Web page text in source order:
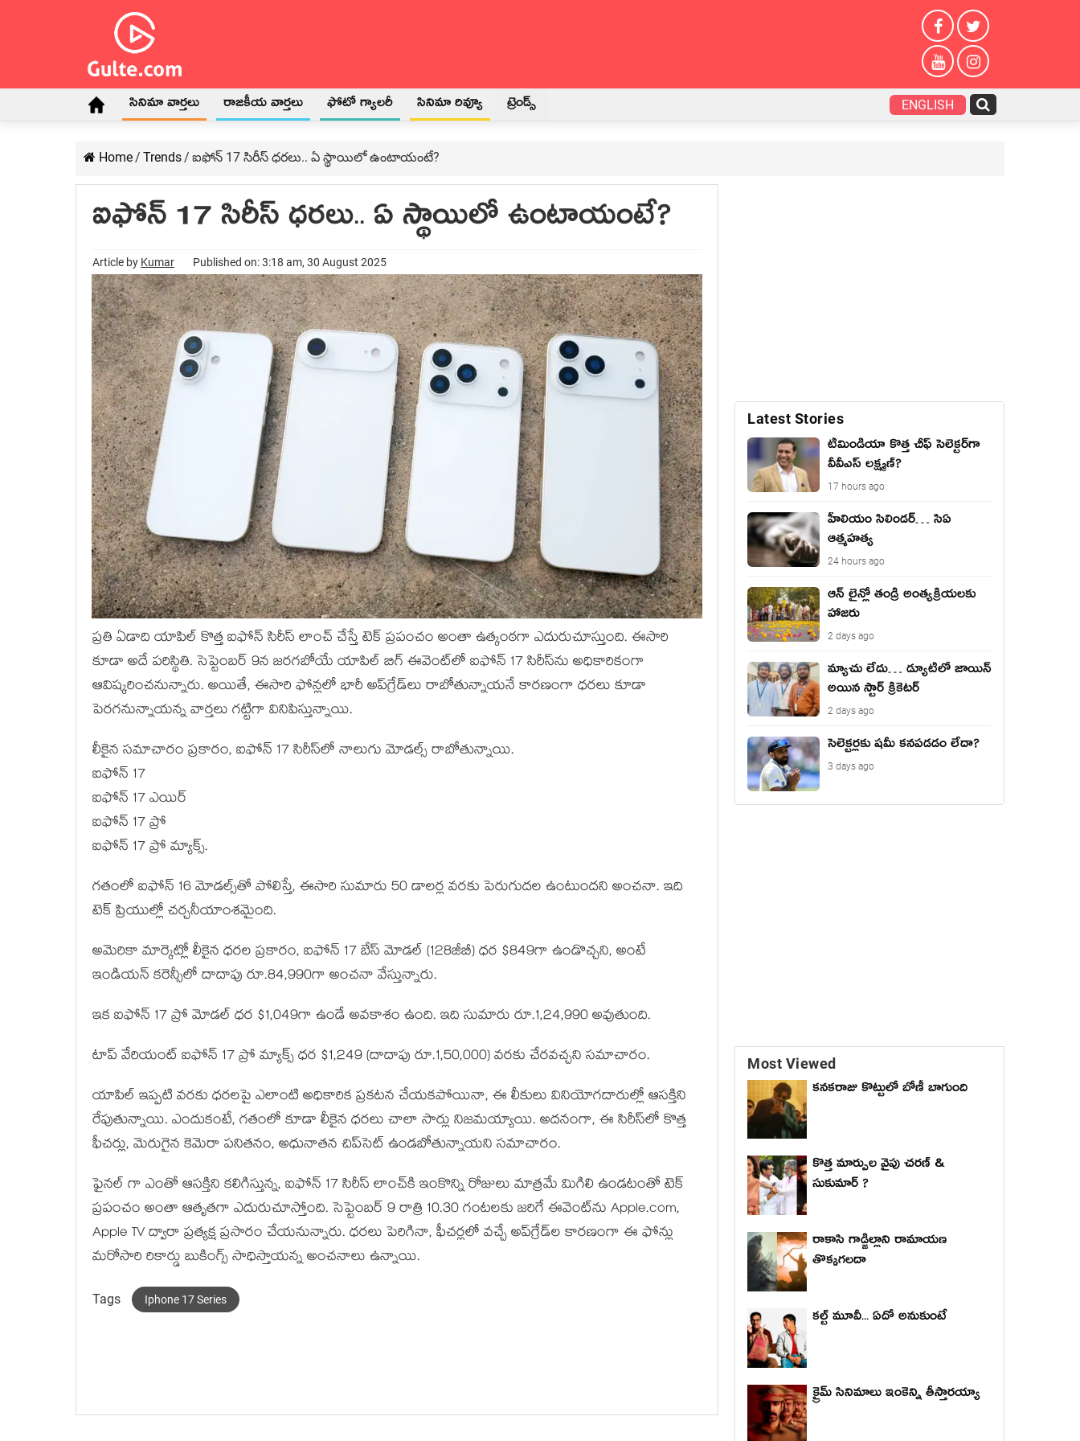
సినిమా వార్తలు రాజకీయ వార్తలు ఫోటో గ్యాలరీ సినిమా రివ్యూ ట్రెండ్స్ ENGLISH
Home/ Trends/ ఐఫోన్‌ 17 సిరీస్‌ ధరలు.. ఏ స్థాయిలో ఉంటాయంటే?
ఐఫోన్‌ 17 సిరీస్‌ ధరలు.. ఏ స్థాయిలో ఉంటాయంటే?
Article by Kumar Published on: 3:18 am, 30 August 2025
ప్రతి ఏడాది యాపిల్‌ కొత్త ఐఫోన్‌ సిరీస్‌ లాంచ్‌ చేస్తే టెక్‌ ప్రపంచం అంతా ఉత్కంఠగా ఎదురుచూస్తుంది. ఈసారి
కూడా అదే పరిస్థితి. సెప్టెంబర్‌ 9న జరగబోయే యాపిల్‌ బిగ్‌ ఈవెంట్‌లో ఐఫోన్‌ 17 సిరీస్‌ను అధికారికంగా
ఆవిష్కరించనున్నారు. అయితే, ఈసారి ఫోన్లలో భారీ అప్‌గ్రేడ్‌లు రాబోతున్నాయనే కారణంగా ధరలు కూడా
పెరగనున్నాయన్న వార్తలు గట్టిగా వినిపిస్తున్నాయి.
లీకైన సమాచారం ప్రకారం, ఐఫోన్‌ 17 సిరీస్‌లో నాలుగు మోడల్స్‌ రాబోతున్నాయి.
ఐఫోన్‌ 17
ఐఫోన్‌ 17 ఎయిర్‌
ఐఫోన్‌ 17 ప్రో
ఐఫోన్‌ 17 ప్రో మ్యాక్స్‌.
గతంలో ఐఫోన్‌ 16 మోడల్స్‌తో పోలిస్తే, ఈసారి సుమారు 50 డాలర్ల వరకు పెరుగుదల ఉంటుందని అంచనా. ఇది
టెక్‌ ప్రియుల్లో చర్చనీయాంశమైంది.
అమెరికా మార్కెట్లో లీకైన ధరల ప్రకారం, ఐఫోన్‌ 17 బేస్‌ మోడల్‌ (128జీబీ) ధర $849గా ఉండొచ్చని, అంటే
ఇండియన్ కరెన్సీలో దాదాపు రూ.84,990గా అంచనా వేస్తున్నారు.
ఇక ఐఫోన్‌ 17 ప్రో మోడల్‌ ధర $1,049గా ఉండే అవకాశం ఉంది. ఇది సుమారు రూ.1,24,990 అవుతుంది.
టాప్‌ వేరియంట్‌ ఐఫోన్‌ 17 ప్రో మ్యాక్స్‌ ధర $1,249 (దాదాపు రూ.1,50,000) వరకు చేరవచ్చని సమాచారం.
యాపిల్‌ ఇప్పటి వరకు ధరలపై ఎలాంటి అధికారిక ప్రకటన చేయకపోయినా, ఈ లీకులు వినియోగదారుల్లో ఆసక్తిని
రేపుతున్నాయి. ఎందుకంటే, గతంలో కూడా లీకైన ధరలు చాలా సార్లు నిజమయ్యాయి. అదనంగా, ఈ సిరీస్‌లో కొత్త
ఫీచర్లు, మెరుగైన కెమెరా పనితనం, అధునాతన చిప్‌సెట్‌ ఉండబోతున్నాయని సమాచారం.
ఫైనల్ గా ఎంతో ఆసక్తిని కలిగిస్తున్న, ఐఫోన్‌ 17 సిరీస్‌ లాంచ్‌కి ఇంకొన్ని రోజులు మాత్రమే మిగిలి ఉండటంతో టెక్‌
ప్రపంచం అంతా ఆతృతగా ఎదురుచూస్తోంది. సెప్టెంబర్‌ 9 రాత్రి 10.30 గంటలకు జరిగే ఈవెంట్‌ను Apple.com,
Apple TV ద్వారా ప్రత్యక్ష ప్రసారం చేయనున్నారు. ధరలు పెరిగినా, ఫీచర్లలో వచ్చే అప్‌గ్రేడ్‌ల కారణంగా ఈ ఫోన్లు
మరోసారి రికార్డు బుకింగ్స్‌ సాధిస్తాయన్న అంచనాలు ఉన్నాయి.
Tags Iphone 17 Series
Latest Stories
టీమిండియా కొత్త చీఫ్ సెలెక్టర్‌గా
వీవీఎస్ లక్ష్మణ్?
17 hours ago
హీలియం సిలిండర్… సిఏ
ఆత్మహత్య
24 hours ago
ఆన్ లైన్లో తండ్రి అంత్యక్రియలకు
హాజరు
2 days ago
మ్యాచు లేదు… డ్యూటీలో జాయిన్
అయిన స్టార్ క్రికెటర్
2 days ago
సెలెక్టర్లకు షమీ కనపడడం లేదా?
3 days ago
Most Viewed
కనకరాజు కొట్టులో బోణీ బాగుంది
కొత్త మార్పుల వైపు చరణ్ &
సుకుమార్ ?
రాకాసి గాడ్జిల్లాని రామాయణ
తొక్కగలదా
కల్ట్ మూవీ... ఏదో అనుకుంటే
క్రైమ్ సినిమాలు ఇంకెన్ని తీస్తారయ్యా